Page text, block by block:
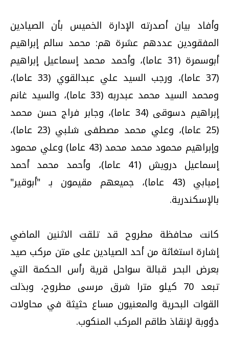
وأفاد بيان أصدرته الإدارة الخميس بأن الصيادين
المفقودين عددهم عشرة هم: محمد سالم إبراهيم
أبوسمرة (31 عاما)، وأحمد محمد إسماعيل إبراهيم
(37 عاما)، ورجب السيد علي عبدالقوي (33 عاما)،
ومحمد السيد محمد عبدربه (33 عاما)، والسيد غانم
إبراهيم دسوقى (34 عاما)، وجابر فراج حسن محمد
(25 عاما)، وعلي محمد مصطفى شلبي (23 عاما)،
وإبراهيم محمود محمد محمد (43 عاما) وعلي محمود
إسماعيل درويش (41 عاما)، وأحمد محمد أحمد
إمبابي (43 عاما)، جميعهم مقيمون بـ "أبوقير"
بالإسكندرية.
كانت محافظة مطروح قد تلقت الاثنين الماضي
إشارة استغاثة من أحد الصيادين على متن مركب صيد
بعرض البحر قبالة سواحل قرية رأس الحكمة التي
تبعد 70 كيلو مترا شرق مرسى مطروح، وبذلت
القوات البحرية والمعنيون مساع حثيثة في محاولات
دؤوبة لإنقاذ طاقم المركب المنكوب.